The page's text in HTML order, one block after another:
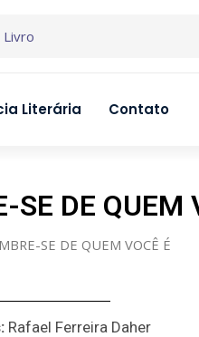
Literária Contato
SE DE QUEM
SE DE QUEM VOCÊ É
Rafael Ferreira Daher